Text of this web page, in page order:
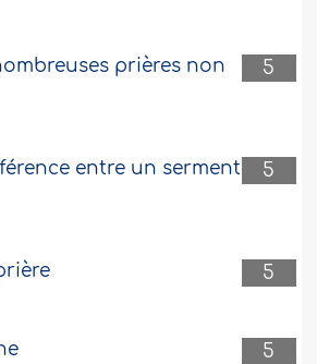
5
prières non
5
entre un serment
5
5